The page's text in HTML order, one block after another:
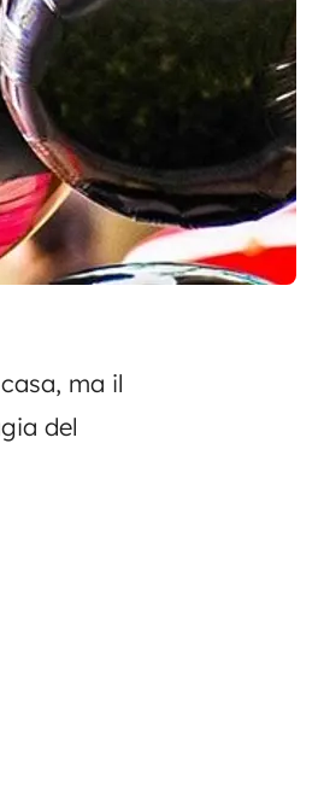
ma il
del